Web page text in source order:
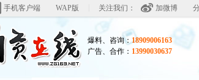
手机客户端 WAP版 关注我们： 加微博
爆料、咨询：18909006163
广告、合作： 13990030637